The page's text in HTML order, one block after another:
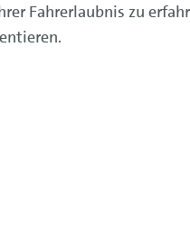
Fahrerlaubnis zu